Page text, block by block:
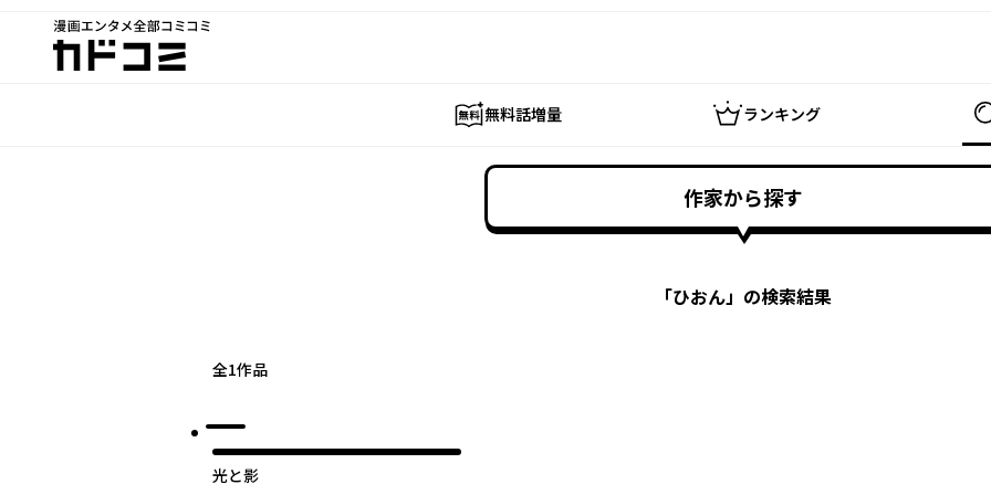
漫画エンタメ全部コミコミ
カドコミ
無料話増量 ランキング
作家から探す
「ひおん」の検索結果
全1作品
光と影